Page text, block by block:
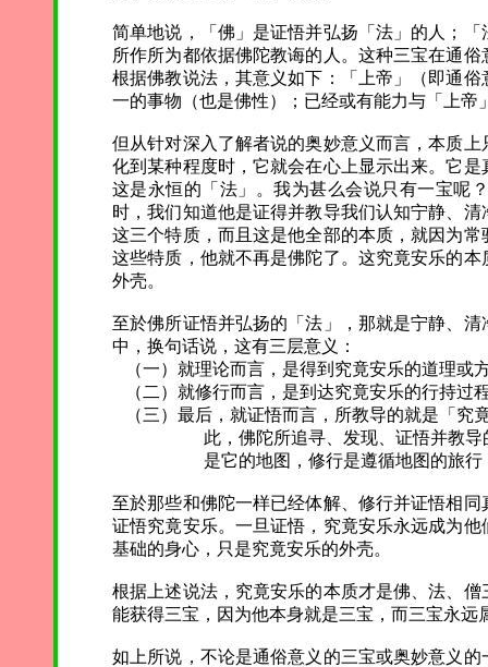
简单地说，「佛」是证悟并弘扬「法」的人；
所作所为都依据佛陀教诲的人。这种三宝在通
根据佛教说法，其意义如下：「上帝」（即通
一的事物（也是佛性）；已经或有能力与「上帝
但从针对深入了解者说的奥妙意义而言，本质
化到某种程度时，它就会在心上显示出来。它
这是永恒的「法」。我为甚么会说只有一宝呢
时，我们知道他是证得并教导我们认知宁静、
这三个特质，而且这是他全部的本质，就因为
这些特质，他就不再是佛陀了。这究竟安乐的
外壳。
至於佛所证悟并弘扬的「法」，那就是宁静、
中，换句话说，这有三层意义：
（一）就理论而言，是得到究竟安乐的道理或
（二）就修行而言，是到达究竟安乐的行持过
（三）最后，就证悟而言，所教导的就是「究
此，佛陀所追寻、发现、证悟并教导的就
是它的地图，修行是遵循地图的旅行，
至於那些和佛陀一样已经体解、修行并证悟相
证悟究竟安乐。一旦证悟，究竟安乐永远成为
基础的身心，只是究竟安乐的外壳。
根据上述说法，究竟安乐的本质才是佛、法、
能获得三宝，因为他本身就是三宝，而三宝永远
如上所说，不论是通俗意义的三宝或奥妙意义